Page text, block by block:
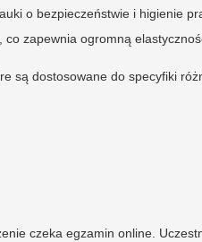
o bezpieczeństwie i higienie
zapewnia ogromną
są dostosowane do specyfiki
czeka egzamin online.